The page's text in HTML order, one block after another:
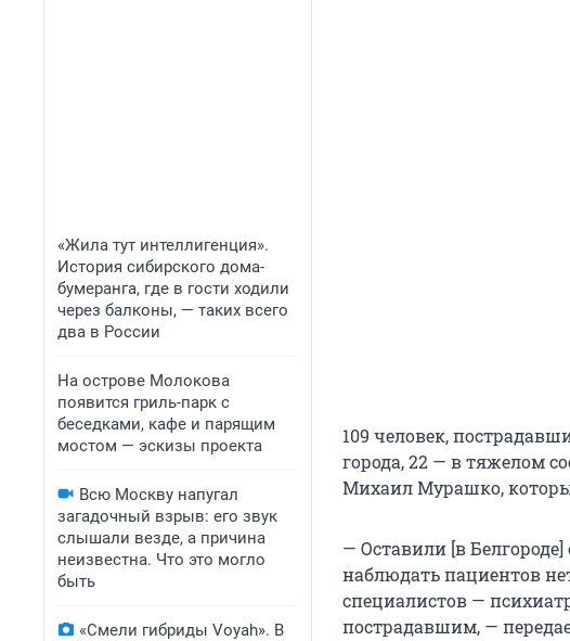
«Жила тут интеллигенция».
История сибирского дома-
бумеранга, где в гости ходили
через балконы, — таких всего
два в России
На острове Молокова
появится гриль-парк с
беседками, кафе и парящим
мостом — эскизы проекта
Всю Москву напугал
загадочный взрыв: его звук
слышали везде, а причина
неизвестна. Что это могло
быть
«Смели гибриды Voyah». В
109 человек,
города, 22 — в тяжелом
Михаил Мурашко,
— Оставили [в
наблюдать пациентов
специалистов —
пострадавшим, —